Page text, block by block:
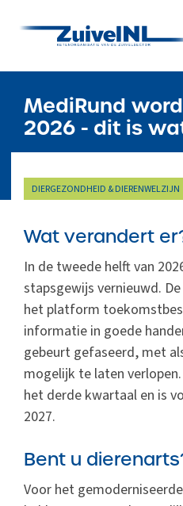
Duurzaamheid
Diergezondheid
Onderzoek & Innovatie
Gegevensbeheer &
Marktinformatie
Thema’s & Over ZuivelNL
MediRund
2026 - dit is
DIERGEZONDHEID & DIERENWELZIJN
Wat verandert
In de tweede helft van
stapsgewijs vernieuwd.
het platform
informatie in goede
gebeurt gefaseerd, met
mogelijk te laten
het derde kwartaal en is
2027.
Bent u
Voor het